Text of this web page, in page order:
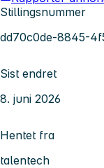
Stillingsnummer
dd70c0de-8845-
Sist endret
8. juni 2026
Hentet fra
talentech